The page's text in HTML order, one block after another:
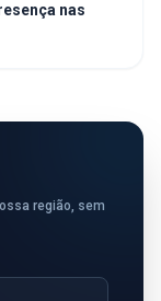
nas
região, sem